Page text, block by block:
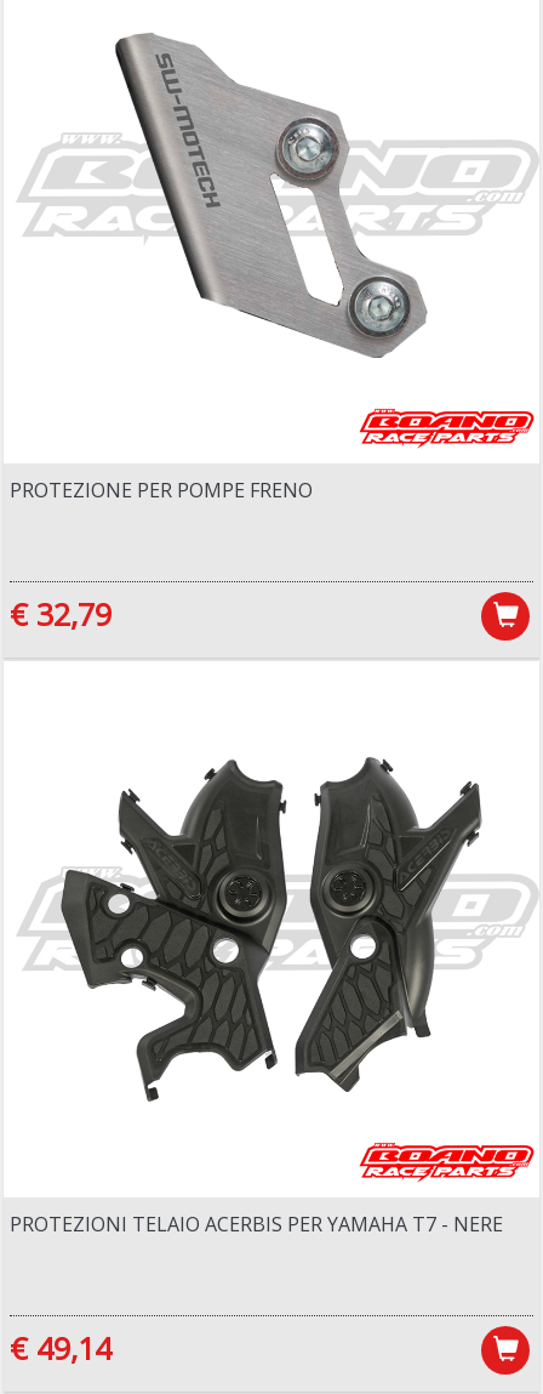
PROTEZIONE PER POMPE FRENO
€ 32,79
PROTEZIONI TELAIO ACERBIS PER YAMAHA T7 - NERE
€ 49,14